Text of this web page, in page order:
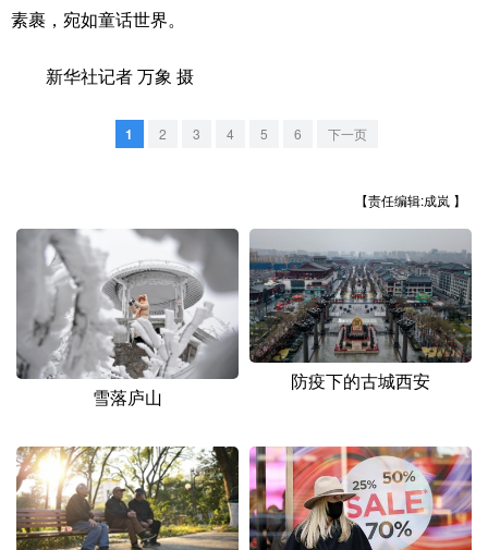
公益 一带一路
文化产业
山西
辽宁 吉林 上海 江苏
浙江 安徽 福建 江西
山东 河南 湖北 湖南
海南 重庆
陕西 甘肃 青海 宁夏
新疆 内蒙古 黑龙江
素裹，宛如童话世界。
新华社记者 万象 摄
1 2 3 4 5 6 下一页
【责任编辑:成岚 】
雪落庐山
防疫下的古城西安